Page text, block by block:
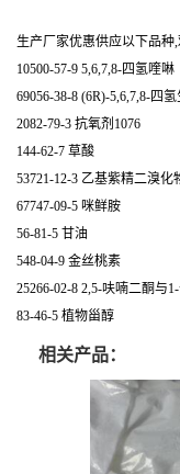
生产厂家优惠供应以下品种
10500-57-9 5,6,7,8-四氢喹啉
69056-38-8 (6R)-5,6,7,8-四
2082-79-3 抗氧剂1076
144-62-7 草酸
53721-12-3 乙基紫精二溴化
67747-09-5 咪鲜胺
56-81-5 甘油
548-04-9 金丝桃素
25266-02-8 2,5-呋喃二酮与
83-46-5 植物甾醇
相关产品：